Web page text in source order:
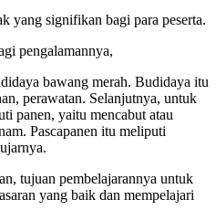
yang signifikan bagi para peserta.
pengalamannya,
bawang merah. Budidaya itu
perawatan. Selanjutnya, untuk
panen, yaitu mencabut atau
Pascapanen itu meliputi
tujuan pembelajarannya untuk
yang baik dan mempelajari